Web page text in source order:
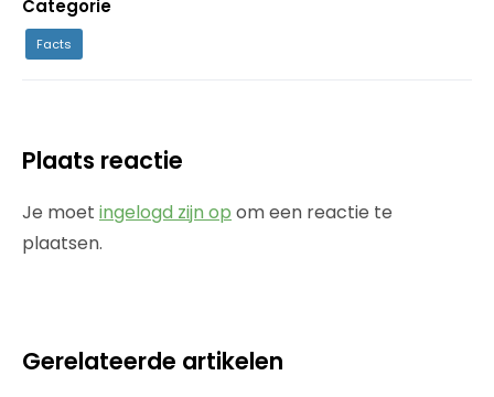
Categorie
Facts
Plaats reactie
Je moet ingelogd zijn op om een reactie te
plaatsen.
Gerelateerde artikelen